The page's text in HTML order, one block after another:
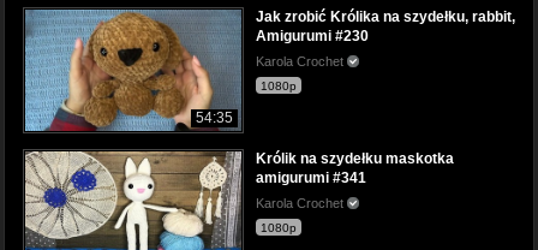
54:35
Jak zrobić Królika na szydełku, rabbit,
Amigurumi #230
Karola Crochet
1080p
Królik na szydełku maskotka
amigurumi #341
Karola Crochet
1080p